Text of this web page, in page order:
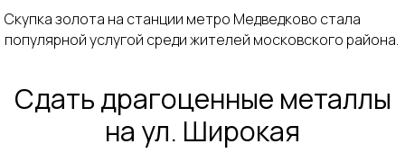
Скупка золота на станции метро Медведково стала
популярной услугой среди жителей московского района.
Сдать драгоценные металлы
на ул. Широкая
Скупка золота
Скупка CCСР